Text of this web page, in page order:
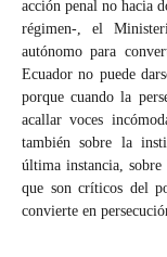
acción penal no hacia
régimen-, el
autónomo para
Ecuador no puede
porque cuando la
acallar voces
también sobre la
última instancia, sobre
que son críticos del
convierte en